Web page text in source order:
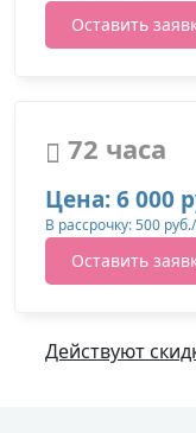
Оставить
72 часа
Цена: 6 000
В рассрочку: 500
Оставить
Действуют